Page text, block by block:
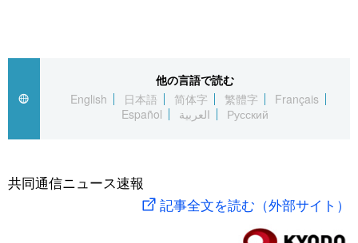
العربية
社会
旅と暮らし
社会
文化
科学・技術
暮らし
お知らせ
他の言語で読む
English
日本語 简体字 繁體字
Français
Español
العربية Русский
共同通信ニュース速報
記事全文を読む（外部サイト）